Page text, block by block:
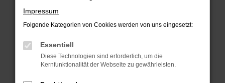
Suchmaschine?
Prüfe deine Browsererweiterungen.
können das Laden bestimmter Seiten
verhindern. Funktioniert die Seite in einem
Impressum
Folgende Kategorien von Cookies werden von uns eingesetzt:
Essentiell
Diese Technologien sind erforderlich, um die
Kernfunktionalität der Webseite zu gewährleisten.